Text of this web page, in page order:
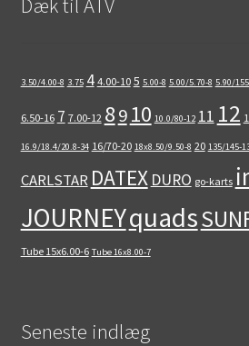
Dæk til ATV
3.50/4.00-8 3.75 4 4.00-10 5 5.00-8 5.00/5.70-8 5.90/
6.50-16 7 7.00-12 89 10 10.0/80-12 11 12
16.9/18.4/20.8-34 16/70-20 18x8.50/9.50-8 20 135/145-
CARLSTAR DATEX DURO go-karts
JOURNEYquads
Tube 15x6.00-6 Tube 16x8.00-7
Seneste indlæg